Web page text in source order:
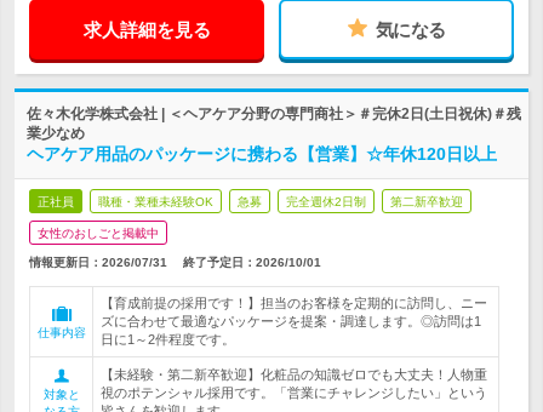
求人詳細を見る 気になる
佐々木化学株式会社 | ＜ヘアケア分野の専門商社＞＃完休2日(土日祝休)＃残
業少なめ
ヘアケア用品のパッケージに携わる【営業】☆年休120日以上
正社員 職種・業種未経験OK 急募 完全週休2日制 第二新卒歓迎
女性のおしごと掲載中
情報更新日：2026/07/31 終了予定日： 2026/10/01
仕事内容
【育成前提の採用です！】担当のお客様を定期的に訪問し、ニー
ズに合わせて最適なパッケージを提案・調達します。◎訪問は1
日に1～2件程度です。
対象と
【未経験・第二新卒歓迎】化粧品の知識ゼロでも大丈夫！人物重
視のポテンシャル採用です。「営業にチャレンジしたい」という